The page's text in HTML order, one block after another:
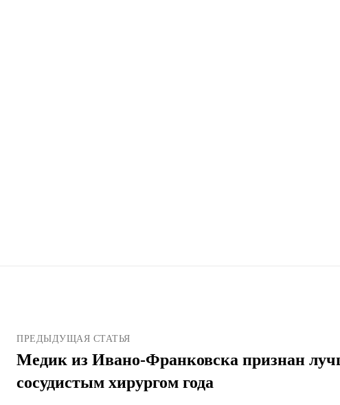
ПРЕДЫДУЩАЯ СТАТЬЯ
Медик из Ивано-Франковска признан
сосудистым хирургом года